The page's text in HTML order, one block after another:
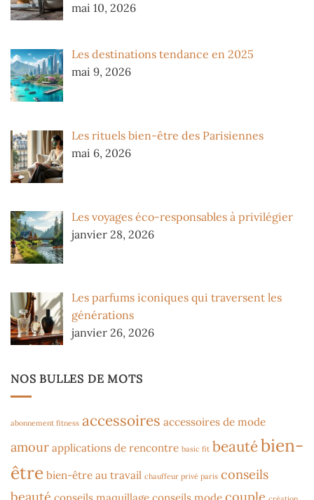
mai 10, 2026
Les destinations tendance en 2025
mai 9, 2026
Les rituels bien-être des Parisiennes
mai 6, 2026
Les voyages éco-responsables à privilégier
janvier 28, 2026
Les parfums iconiques qui traversent les
générations
janvier 26, 2026
NOS BULLES DE MOTS
abonnement fitness accessoires accessoires de mode
amour applications de rencontre basic fit beautébien-
être bien-être au travail chauffeur privé paris conseils
beauté
couple